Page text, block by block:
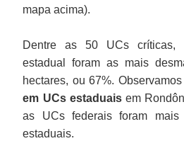
mapa acima).
Dentre as 50 UCs críticas,
estadual foram as mais
hectares, ou 67%.
em UCs estaduaisem
as UCs federais foram mais
estaduais.